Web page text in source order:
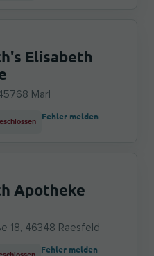
Elisabeth
Marl
Fehler melden
Apotheke
18, 46348 Raesfeld
Fehler melden